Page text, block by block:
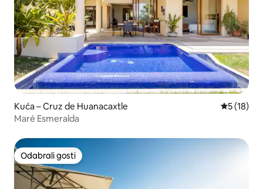
Kuća – Cruz de Huanacaxtle Prosječna
5 (18)
Maré Esmeralda
Odabrali gosti
Odabrali gosti